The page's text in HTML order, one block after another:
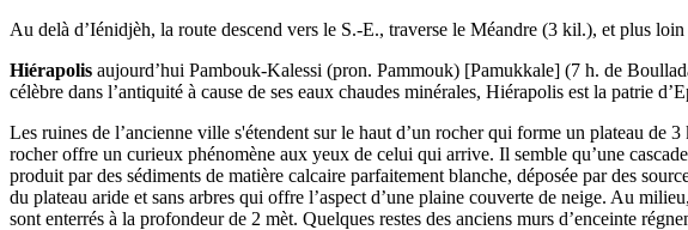
Au delà d’Iénidjèh, la route descend vers le S.-E., traverse le Méandre (3 kil.), et plus
Hiérapolis aujourd’hui Pambouk-Kalessi (pron. Pammouk) [Pamukkale] (7 h. de
célèbre dans l’antiquité à cause de ses eaux chaudes minérales, Hiérapolis est la patrie
Les ruines de l’ancienne ville s'étendent sur le haut d’un rocher qui forme un plateau de
rocher offre un curieux phénomène aux yeux de celui qui arrive. Il semble qu’une
produit par des sédiments de matière calcaire parfaitement blanche, déposée par des
du plateau aride et sans arbres qui offre l’aspect d’une plaine couverte de neige. Au
sont enterrés à la profondeur de 2 mèt. Quelques restes des anciens murs d’enceinte